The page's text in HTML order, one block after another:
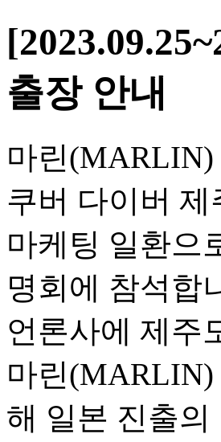
출장 안내
마린
쿠버 다이버
마케팅 일환으
명회에 참석합
언론사에 제주
마린
해 일본 진출